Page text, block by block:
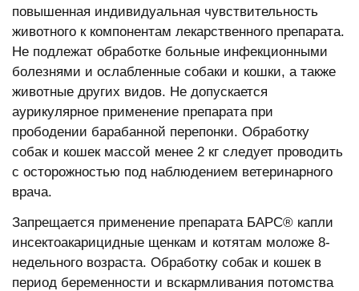
повышенная индивидуальная чувствительность
животного к компонентам лекарственного препарата.
Не подлежат обработке больные инфекционными
болезнями и ослабленные собаки и кошки, а также
животные других видов. Не допускается
аурикулярное применение препарата при
прободении барабанной перепонки. Обработку
собак и кошек массой менее 2 кг следует проводить
с осторожностью под наблюдением ветеринарного
врача.
Запрещается применение препарата БАРС® капли
инсектоакарицидные щенкам и котятам моложе 8-
недельного возраста. Обработку собак и кошек в
период беременности и вскармливания потомства